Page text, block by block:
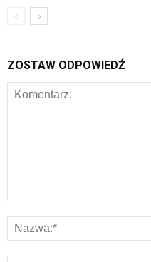
ZOSTAW ODPOWIEDŹ